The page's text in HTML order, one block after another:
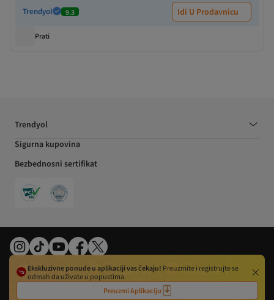
Trendyol 9.3 Idi U Prodavnicu
Prati
Ekskluzivne ponude u aplikaciji vas čekaju! Preuzmite i registrujte se
odmah da uživate u popustima.
Preuzmi Aplikaciju
Trendyol
Sigurna kupovina
Bezbednosni sertifikat
Podešavanja kolačića Uslovi i odredbe
Organi EUUslovi korišćenja